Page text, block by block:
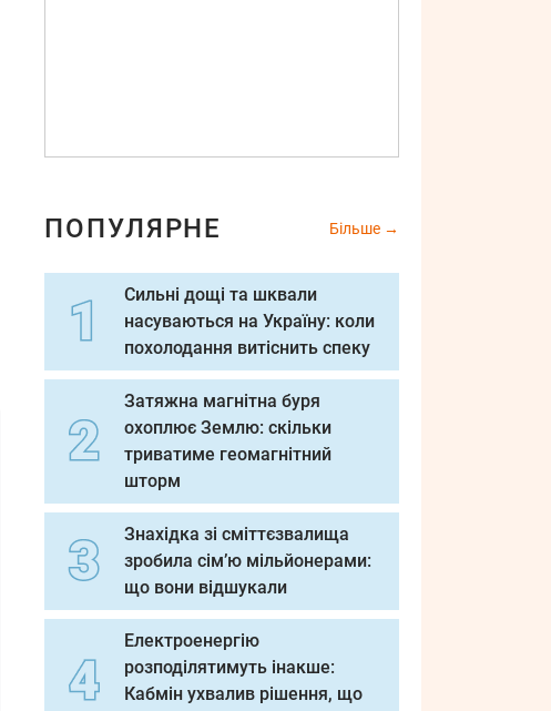
ПОПУЛЯРНЕ Більше
Сильні дощі та шквали
насуваються на Україну: коли
похолодання витіснить спеку
Затяжна магнітна буря
охоплює Землю: скільки
триватиме геомагнітний
шторм
Знахідка зі сміттєзвалища
зробила сім’ю мільйонерами:
що вони відшукали
Електроенергію
розподілятимуть інакше:
Кабмін ухвалив рішення, що